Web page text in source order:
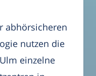
abhörsicheren
nutzen die
einzelne